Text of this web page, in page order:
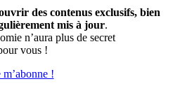
des contenus exclusifs, bien
mis à jour.
n’aura plus de secret
vous !
m’abonne !